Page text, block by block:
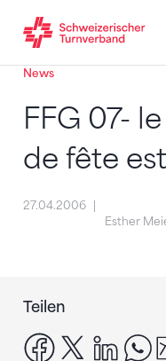
Zum Inhalt springen
Zur Sitemap navigieren
Zum Navigieren
News
FFG 07-
de fête
27.04.2006
Esther
Teilen
facebook
x